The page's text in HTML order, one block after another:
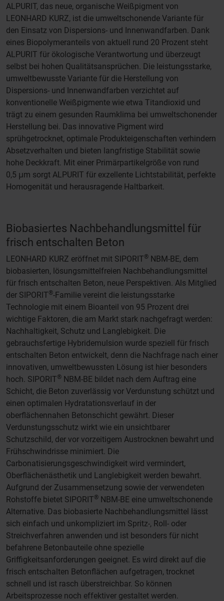
ALPURIT, das neue, organische Weißpigment von
LEONHARD KURZ, ist die umweltschonende Variante für
den Einsatz von Dispersions- und Innenwandfarben. Dank
eines Biopolymeranteils von aktuell rund 20 Prozent steht
ALPURIT für ökologische Verantwortung und überzeugt
selbst bei hohen Qualitätsansprüchen. Die leistungsstarke,
umweltbewusste Variante für die Herstellung von
Dispersions- und Innenwandfarben verzichtet auf
konventionelle Weißpigmente wie etwa Titandioxid und
trägt zu einem gesunden Raumklima bei umweltschonender
Herstellung bei. Das innovative Pigment wird
sprühgetrocknet, optimale Produkteigenschaften verhindern
Absetzverhalten und bieten langfristige Stabilität sowie
hohe Deckkraft. Mit einer Primärpartikelgröße von rund
0,5 μm sorgt ALPURIT für exzellente Lichtstabilität, perfekte
Homogenität und herausragende Haltbarkeit.
Biobasiertes Nachbehandlungsmittel für
frisch entschalten Beton
LEONHARD KURZ eröffnet mit SIPORIT® NBM-BE, dem
biobasierten, lösungsmittelfreien Nachbehandlungsmittel
für frisch entschalten Beton, neue Perspektiven. Als Mitglied
der SIPORIT®-Familie vereint die leistungsstarke
Technologie mit einem Bioanteil von 95 Prozent drei
wichtige Faktoren, die am Markt stark nachgefragt werden:
Nachhaltigkeit, Schutz und Langlebigkeit. Die
gebrauchsfertige Hybridemulsion wurde speziell für frisch
entschalten Beton entwickelt, denn die Nachfrage nach einer
innovativen, umweltbewussten Lösung ist hier besonders
hoch. SIPORIT® NBM-BE bildet nach dem Auftrag eine
Schicht, die Beton zuverlässig vor Verdunstung schützt und
einen optimalen Hydratationsverlauf in der
oberflächennahen Betonschicht gewährt. Dieser
Verdunstungsschutz wirkt wie ein unsichtbarer
Schutzschild, der vor vorzeitigem Austrocknen bewahrt und
Frühschwindrisse minimiert. Die
Carbonatisierungsgeschwindigkeit wird vermindert,
Oberflächenästhetik und Langlebigkeit werden bewahrt.
Aufgrund der Zusammensetzung sowie der verwendeten
Rohstoffe bietet SIPORIT® NBM-BE eine umweltschonende
Alternative. Das biobasierte Nachbehandlungsmittel lässt
sich einfach und unkompliziert im Spritz-, Roll- oder
Streichverfahren anwenden und ist besonders für nicht
befahrene Betonbauteile ohne spezielle
Griffigkeitsanforderungen geeignet. Es wird direkt auf die
frisch entschalten Betonflächen aufgetragen, trocknet
schnell und ist rasch überstreichbar. So können
Arbeitsprozesse noch effektiver gestaltet werden.